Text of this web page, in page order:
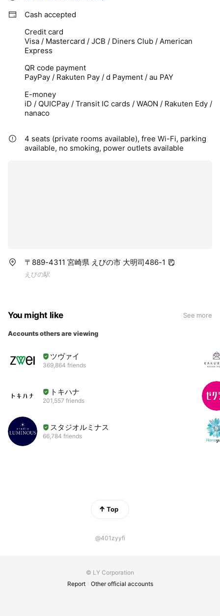
Cash accepted
Credit card
Visa / Mastercard / JCB / Diners Club / American
Express
QR code payment
PayPay / Rakuten Pay / d Payment / au PAY
E-money
iD / QUICPay / Transit IC cards / WAON / Rakuten Edy /
nanaco
4 seats (private rooms available), free Wi-Fi, parking
available, no smoking, power outlets available
〒889-4311 宮崎県 えびの市 大明司486-1
えびの駅
You might like See more
Accounts others are viewing
ツヴァイ
369,864 friends
トキハナ
201,557 friends
スタジオルミナス
66,784 friends
Top
@401zyyfi
© LY Corporation
Report
Other official accounts